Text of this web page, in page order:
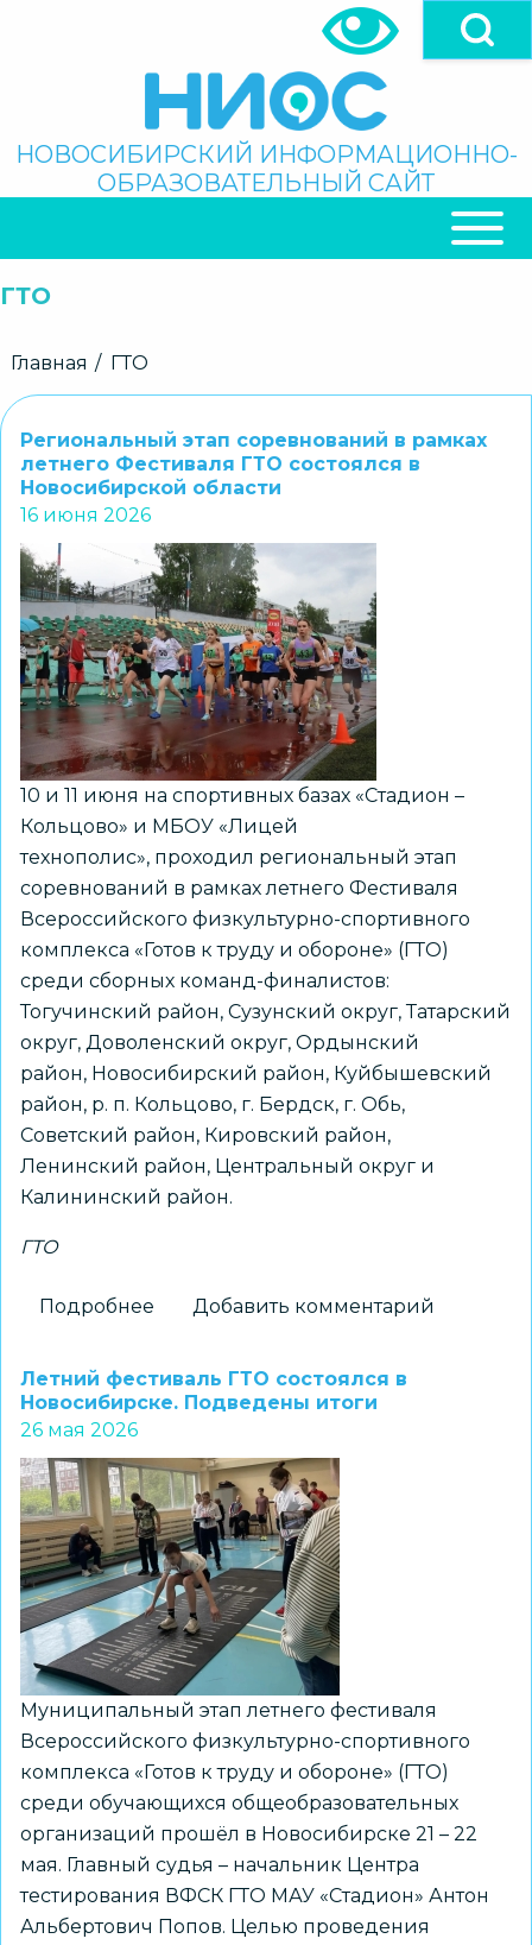
Поиск
НОВОСИБИРСКИЙ ИНФОРМАЦИОННО-
ОБРАЗОВАТЕЛЬНЫЙ САЙТ
НАВИГАЦИЯ
ГТО
Строка
Главная ГТО
Региональный этап соревнований в рамках
летнего Фестиваля ГТО состоялся в
Новосибирской области
16 июня 2026
10 и 11 июня на спортивных базах «Стадион –
Кольцово» и МБОУ «Лицей
технополис», проходил региональный этап
соревнований в рамках летнего Фестиваля
Всероссийского физкультурно-спортивного
комплекса «Готов к труду и обороне» (ГТО)
среди сборных команд-финалистов:
Тогучинский район, Сузунский округ, Татарский
округ, Доволенский округ, Ордынский
район, Новосибирский район, Куйбышевский
район, р. п. Кольцово, г. Бердск, г. Обь,
Советский район, Кировский район,
Ленинский район, Центральный округ и
Калининский район.
ГТО
Подробнее
соревнований
рамках
летнего
Фестиваля
ГТО
состоялся
в
Новосибирской
области
Добавить комментарий
Летний фестиваль ГТО состоялся в
Новосибирске. Подведены итоги
26 мая 2026
Муниципальный этап летнего фестиваля
Всероссийского физкультурно-спортивного
комплекса «Готов к труду и обороне» (ГТО)
среди обучающихся общеобразовательных
организаций прошёл в Новосибирске 21 – 22
мая. Главный судья – начальник Центра
тестирования ВФСК ГТО МАУ «Стадион» Антон
Альбертович Попов. Целью проведения